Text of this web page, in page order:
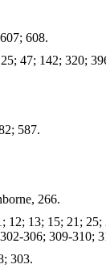
608.
47; 142; 320;
587.
266.
12; 13; 15; 21;
306; 309-310;
303.